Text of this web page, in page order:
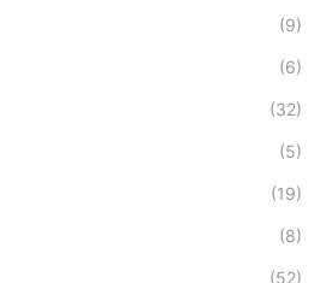
(9)
(6)
(32)
(5)
(19)
(8)
(52)